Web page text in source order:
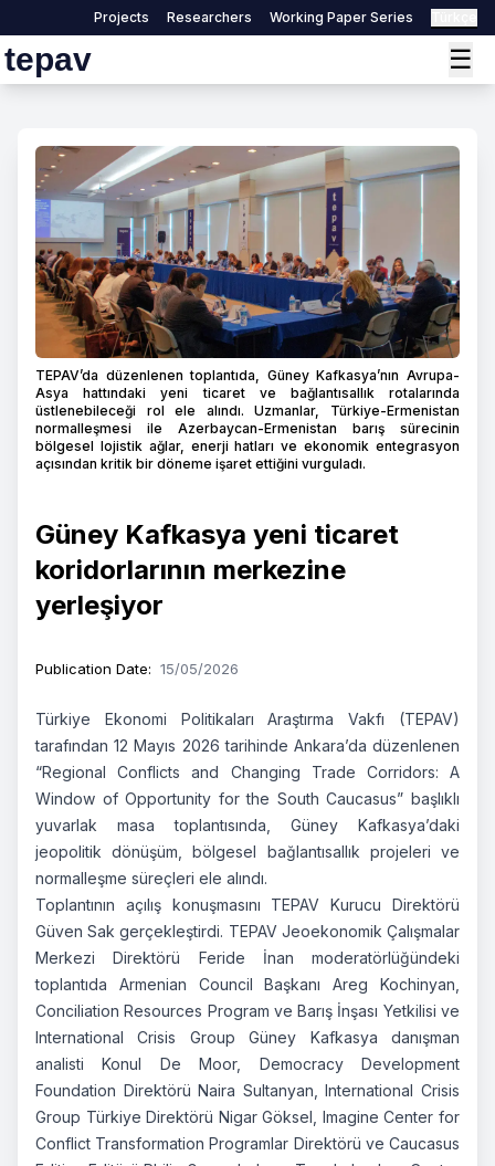
Projects Researchers Working Paper Series
tepav ☰
TEPAV’da düzenlenen toplantıda, Güney Kafkasya’nın Avrupa-
Asya hattındaki yeni ticaret ve bağlantısallık rotalarında
üstlenebileceği rol ele alındı. Uzmanlar, Türkiye-Ermenistan
normalleşmesi ile Azerbaycan-Ermenistan barış sürecinin
bölgesel lojistik ağlar, enerji hatları ve ekonomik entegrasyon
açısından kritik bir döneme işaret ettiğini vurguladı.
Güney Kafkasya yeni ticaret
koridorlarının merkezine
yerleşiyor
Publication Date: 15/05/2026
Türkiye Ekonomi Politikaları Araştırma Vakfı (TEPAV)
tarafından 12 Mayıs 2026 tarihinde Ankara’da düzenlenen
“Regional Conflicts and Changing Trade Corridors: A
Window of Opportunity for the South Caucasus” başlıklı
yuvarlak masa toplantısında, Güney Kafkasya’daki
jeopolitik dönüşüm, bölgesel bağlantısallık projeleri ve
normalleşme süreçleri ele alındı.
Toplantının açılış konuşmasını TEPAV Kurucu Direktörü
Güven Sak gerçekleştirdi. TEPAV Jeoekonomik Çalışmalar
Merkezi Direktörü Feride İnan moderatörlüğündeki
toplantıda Armenian Council Başkanı Areg Kochinyan,
Conciliation Resources Program ve Barış İnşası Yetkilisi ve
International Crisis Group Güney Kafkasya danışman
analisti Konul De Moor, Democracy Development
Foundation Direktörü Naira Sultanyan, International Crisis
Group Türkiye Direktörü Nigar Göksel, Imagine Center for
Conflict Transformation Programlar Direktörü ve Caucasus